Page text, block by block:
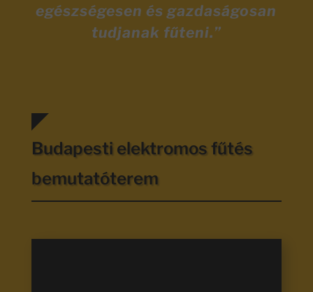
egészségesen és gazdaságosan
tudjanak fűteni.”
Budapesti elektromos fűtés
bemutatóterem